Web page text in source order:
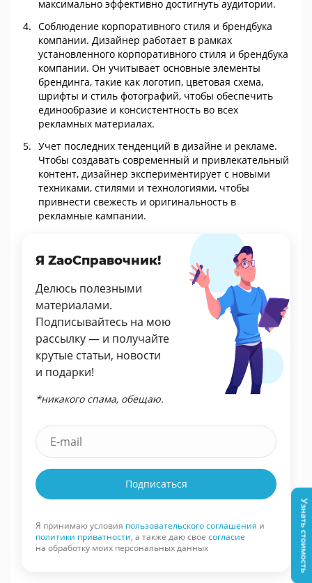
максимально эффективно достигнуть аудитории.
Соблюдение корпоративного стиля и брендбука
компании. Дизайнер работает в рамках
установленного корпоративного стиля и брендбука
компании. Он учитывает основные элементы
брендинга, такие как логотип, цветовая схема,
шрифты и стиль фотографий, чтобы обеспечить
единообразие и консистентность во всех
рекламных материалах.
Учет последних тенденций в дизайне и рекламе.
Чтобы создавать современный и привлекательный
контент, дизайнер экспериментирует с новыми
техниками, стилями и технологиями, чтобы
привнести свежесть и оригинальность в
рекламные кампании.
Я ZaoСправочник!
Делюсь полезными
материалами.
Подписывайтесь на мою
рассылку — и получайте
крутые статьи, новости
и подарки!
*никакого спама, обещаю.
Подписаться
Я принимаю условия пользовательского соглашения и
политики приватности, а также даю свое согласие
на обработку моих персональных данных
Узнать стоимость